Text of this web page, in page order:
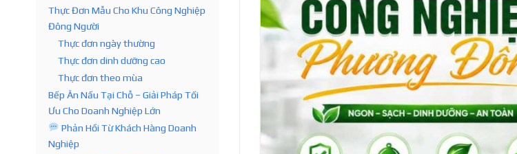
Thực Đơn Mẫu Cho Khu Công Nghiệp
Đông Người
Thực đơn ngày thường
Thực đơn dinh dưỡng cao
Thực đơn theo mùa
Bếp Ăn Nấu Tại Chỗ – Giải Pháp Tối
Ưu Cho Doanh Nghiệp Lớn
Phản Hồi Từ Khách Hàng Doanh
Nghiệp